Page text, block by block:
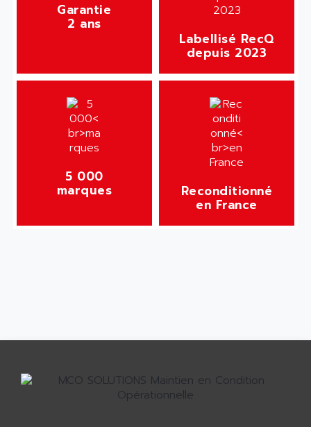
Garantie
2 ans
Labellisé RecQ
depuis 2023
5 000
marques Reconditionné
en France